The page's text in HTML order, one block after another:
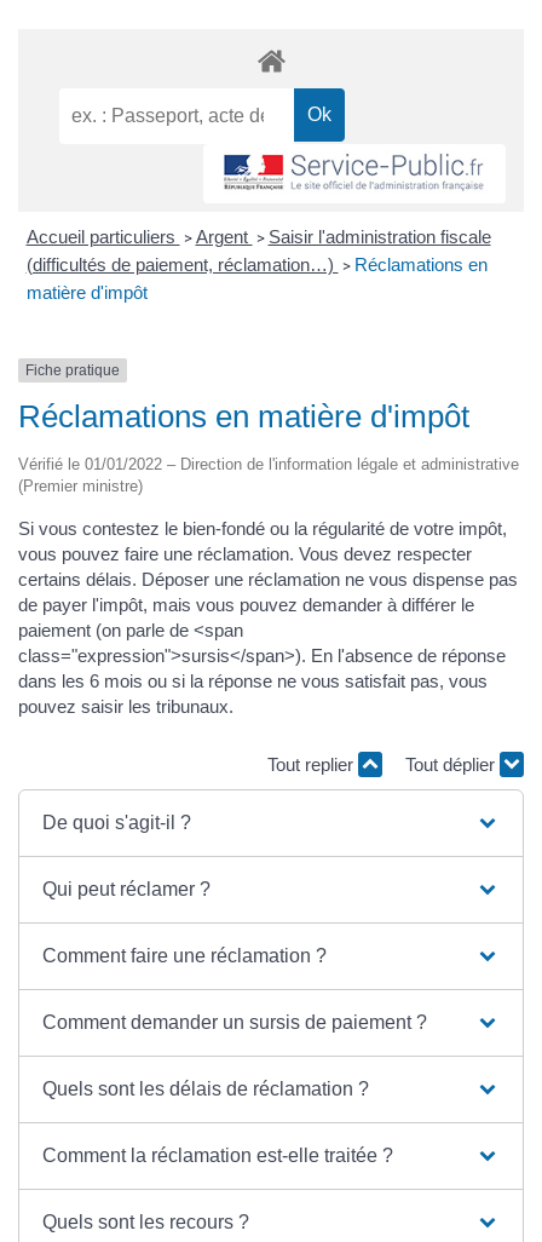
Accueil particuliers > Argent > Saisir l'administration fiscale
(difficultés de paiement, réclamation…) > Réclamations en
matière d'impôt
Fiche pratique
Réclamations en matière d'impôt
Vérifié le 01/01/2022 – Direction de l'information légale et administrative
(Premier ministre)
Si vous contestez le bien-fondé ou la régularité de votre impôt,
vous pouvez faire une réclamation. Vous devez respecter
certains délais. Déposer une réclamation ne vous dispense pas
de payer l'impôt, mais vous pouvez demander à différer le
paiement (on parle de <span
class="expression">sursis</span>). En l'absence de réponse
dans les 6 mois ou si la réponse ne vous satisfait pas, vous
pouvez saisir les tribunaux.
Tout replier Tout déplier
De quoi s'agit-il ?
Qui peut réclamer ?
Comment faire une réclamation ?
Comment demander un sursis de paiement ?
Quels sont les délais de réclamation ?
Comment la réclamation est-elle traitée ?
Quels sont les recours ?